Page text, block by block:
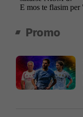
Promo